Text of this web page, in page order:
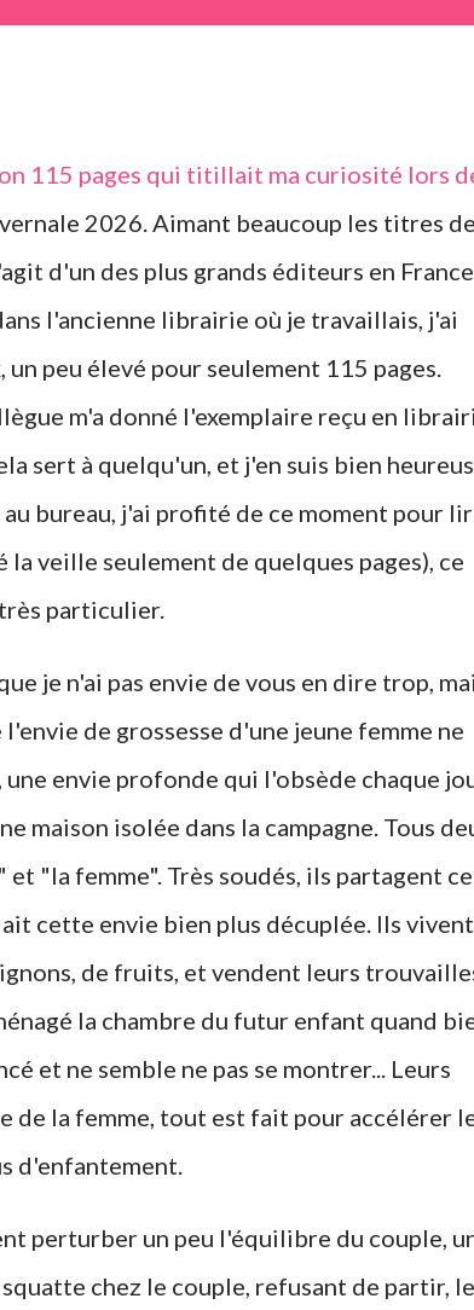
115 pages qui titillait ma curiosité lors
2026. Aimant beaucoup les titres de
d'un des plus grands éditeurs en
l'ancienne librairie où je travaillais, j'ai
peu élevé pour seulement 115 pages.
m'a donné l'exemplaire reçu en
sert à quelqu'un, et j'en suis bien
bureau, j'ai profité de ce moment pour
veille seulement de quelques pages), ce
particulier.
je n'ai pas envie de vous en dire trop,
de grossesse d'une jeune femme ne
une envie profonde qui l'obsède chaque
maison isolée dans la campagne. Tous
"la femme". Très soudés, ils partagent ce
cette envie bien plus décuplée. Ils vivent
de fruits, et vendent leurs
la chambre du futur enfant quand
et ne semble ne pas se montrer... Leurs
de la femme, tout est fait pour accélérer
d'enfantement.
perturber un peu l'équilibre du couple,
chez le couple, refusant de partir, le